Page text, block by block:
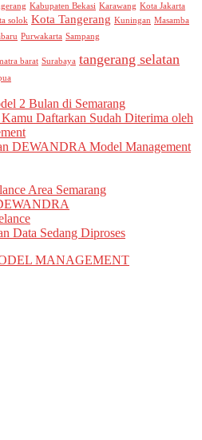
Kabupaten Bekasi Karawang Kota Jakarta
solok Kota Tangerang Kuningan Masamba
Purwakarta Sampang
barat Surabaya tangerang selatan
2 Bulan di Semarang
Daftarkan Sudah Diterima oleh
DEWANDRA Model Management
Area Semarang
Data Sedang Diproses
MANAGEMENT